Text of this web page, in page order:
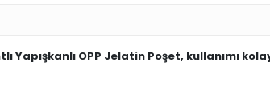
Yapışkanlı OPP Jelatin Poşet, kullanımı